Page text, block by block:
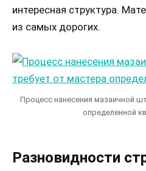
интересная структура.
из самых дорогих.
Процесс нанесения мазаичной
определенной
Разновидности